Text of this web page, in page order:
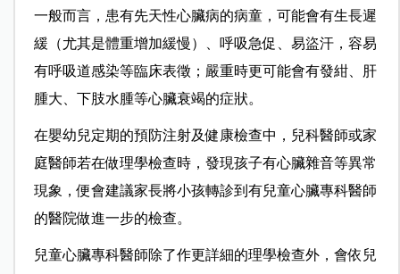
一般而言，患有先天性心臟病的病童，可能會有生長遲
緩（尤其是體重增加緩慢）、呼吸急促、易盜汗，容易
有呼吸道感染等臨床表徵；嚴重時更可能會有發紺、肝
腫大、下肢水腫等心臟衰竭的症狀。
在嬰幼兒定期的預防注射及健康檢查中，兒科醫師或家
庭醫師若在做理學檢查時，發現孩子有心臟雜音等異常
現象，便會建議家長將小孩轉診到有兒童心臟專科醫師
的醫院做進一步的檢查。
兒童心臟專科醫師除了作更詳細的理學檢查外，會依兒